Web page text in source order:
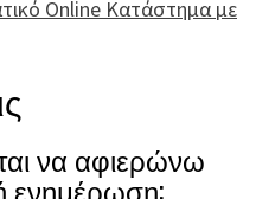
Online Κατάστημα με
να αφιερώνω
ενημέρωση;